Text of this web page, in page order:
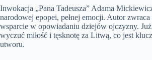
Inwokacja „Pana Tadeusza” Adama
narodowej epopei, pełnej emocji. Autor
wsparcie w opowiadaniu dziejów ojczyzny.
wyczuć miłość i tęsknotę za Litwą, co jest
utworu.